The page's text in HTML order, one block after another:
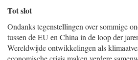
Tot slot
Ondanks tegenstellingen over sommige
tussen de EU en China in de loop der
Wereldwijde ontwikkelingen als